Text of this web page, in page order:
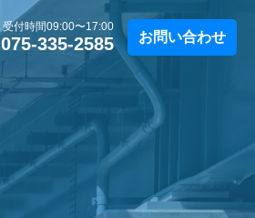
受付時間09:00〜17:00
075-335-2585 お問い合わせ